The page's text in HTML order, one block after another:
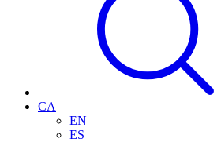
CA
EN
ES